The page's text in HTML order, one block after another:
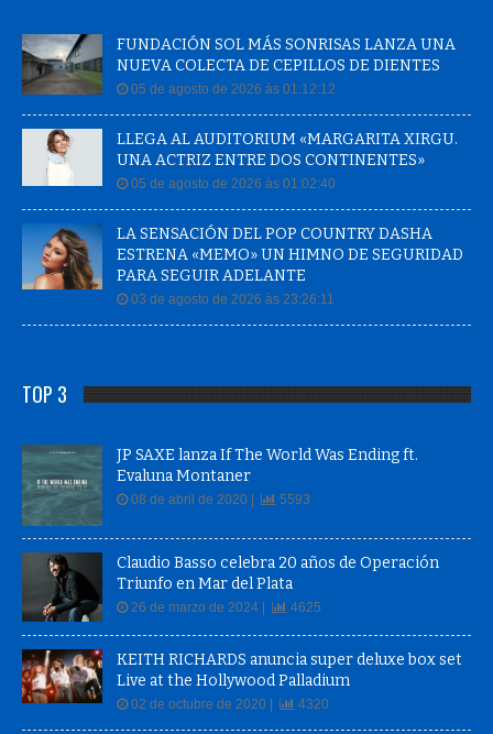
FUNDACIÓN SOL MÁS SONRISAS LANZA UNA
NUEVA COLECTA DE CEPILLOS DE DIENTES
05 de agosto de 2026 às 01:12:12
LLEGA AL AUDITORIUM «MARGARITA XIRGU.
UNA ACTRIZ ENTRE DOS CONTINENTES»
05 de agosto de 2026 às 01:02:40
LA SENSACIÓN DEL POP COUNTRY DASHA
ESTRENA «MEMO» UN HIMNO DE SEGURIDAD
PARA SEGUIR ADELANTE
03 de agosto de 2026 às 23:26:11
TOP 3
JP SAXE lanza If The World Was Ending ft.
Evaluna Montaner
08 de abril de 2020 | 5593
Claudio Basso celebra 20 años de Operación
Triunfo en Mar del Plata
26 de marzo de 2024 | 4625
KEITH RICHARDS anuncia super deluxe box set
Live at the Hollywood Palladium
02 de octubre de 2020 | 4320